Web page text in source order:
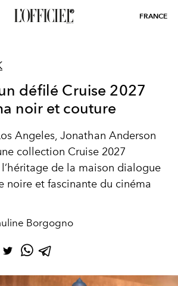
FRANCE
défilé Cruise 2027
noir et couture
Angeles, Jonathan Anderson
collection Cruise 2027
de la maison dialogue
noire et fascinante du cinéma
Borgogno